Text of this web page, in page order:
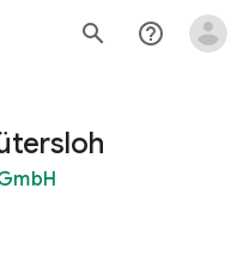
search help_outline